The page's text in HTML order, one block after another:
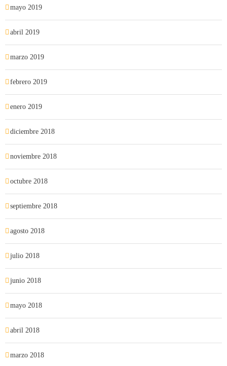
mayo 2019
abril 2019
marzo 2019
febrero 2019
enero 2019
diciembre 2018
noviembre 2018
octubre 2018
septiembre 2018
agosto 2018
julio 2018
junio 2018
mayo 2018
abril 2018
marzo 2018